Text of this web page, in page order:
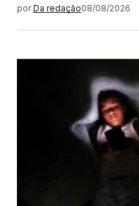
por Da redação08/08/2026